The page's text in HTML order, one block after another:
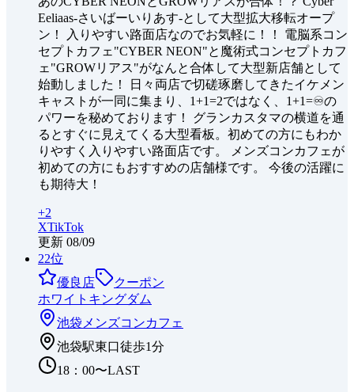
Eeliaas-さいばーいりあす-として大型拡大移転オープ
ン！ 入りやすい路面店なのでお気軽に！！ 電脳系コン
セプトカフェ"CYBER NEON"と魔術式コンセプトカフ
ェ"GROWリアス"がなんと合体して大型新店舗として
始動しました！ 日々両店で切磋琢磨してきたイケメン
キャストが一同に集まり、1+1=2ではなく、1+1=♾️の
パワーを秘めております！ グランカスタマの横道を通
るとすぐに見えてくる大型看板。初めての方にもわか
りやすく入りやすい路面店です。 メンズコンカフェが
初めての方にもおすすめの店舗様です。 今後の活躍に
も期待大！
+2
XTikTok
更新 08/09
22位
優良店
クーポン
ホワイトキングダム
池袋 メンズコンカフェ
池袋駅東口徒歩1分
18：00〜LAST